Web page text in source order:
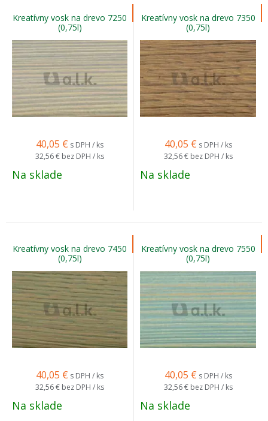
Kreatívny vosk na drevo 7250
(0,75l)
40,05 € s DPH / ks
32,56 € bez DPH / ks
Na sklade
Kreatívny vosk na drevo 7350
(0,75l)
40,05 € s DPH / ks
32,56 € bez DPH / ks
Na sklade
Kreatívny vosk na drevo 7450
(0,75l)
40,05 € s DPH / ks
32,56 € bez DPH / ks
Na sklade
Kreatívny vosk na drevo 7550
(0,75l)
40,05 € s DPH / ks
32,56 € bez DPH / ks
Na sklade